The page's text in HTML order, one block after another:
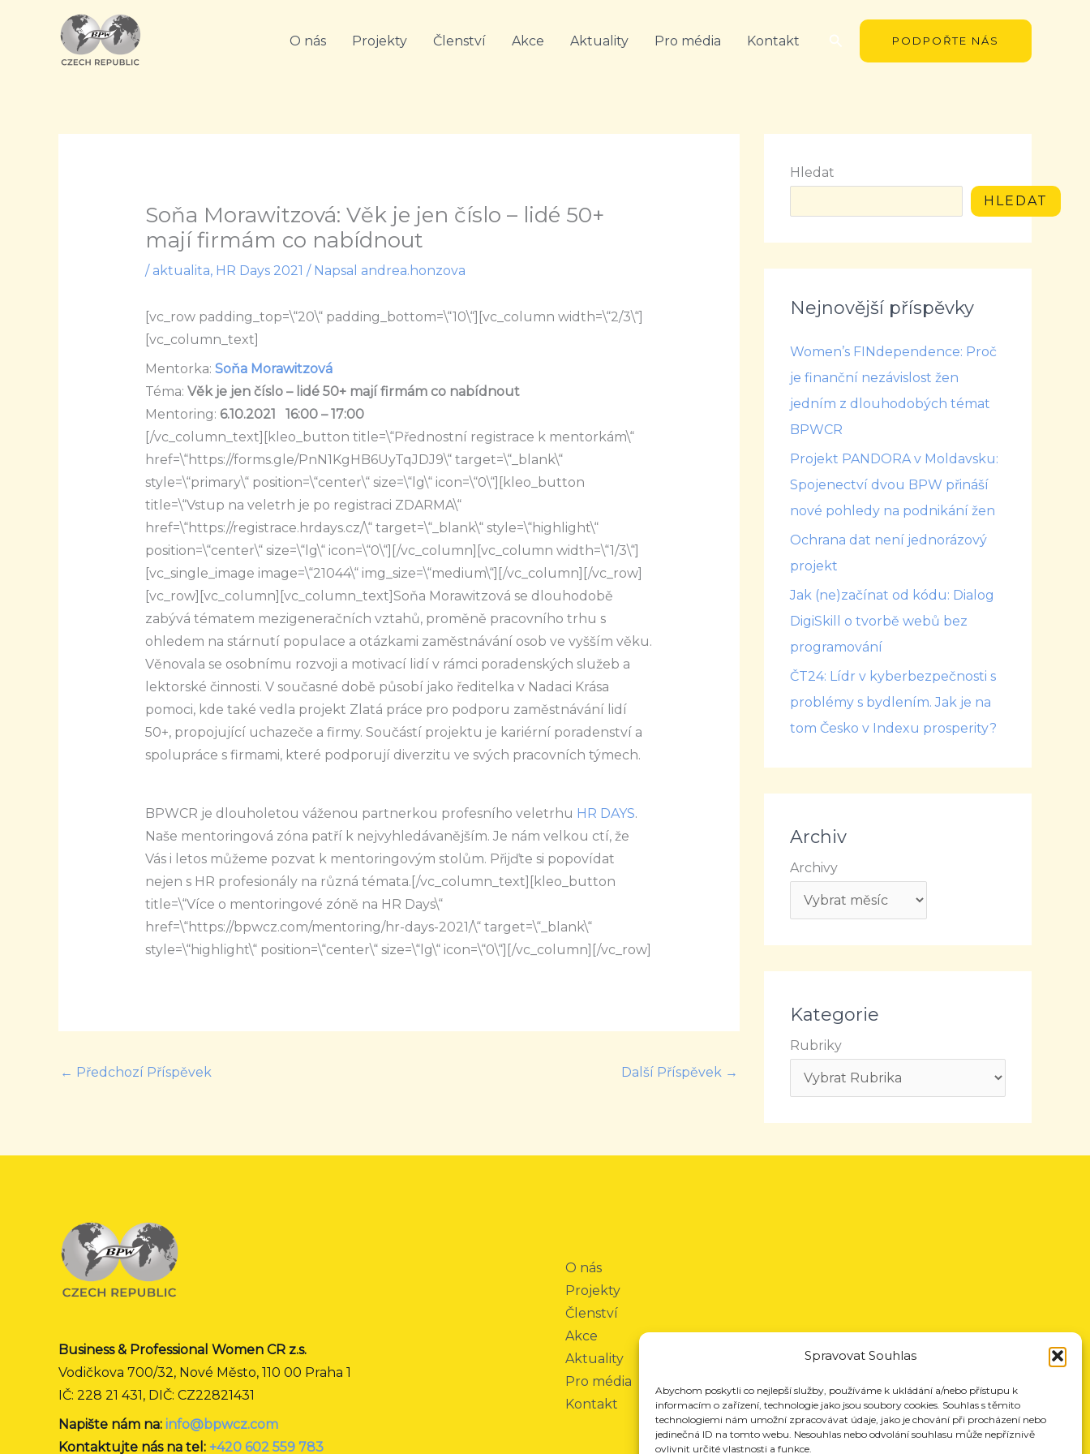
Spravovat Souhlas
Abychom poskytli co nejlepší služby, používáme k ukládání a/nebo přístupu k
informacím o zařízení, technologie jako jsou soubory cookies. Souhlas s těmito
technologiemi nám umožní zpracovávat údaje, jako je chování při procházení nebo
jedinečná ID na tomto webu. Nesouhlas nebo odvolání souhlasu může nepříznivě
ovlivnit určité vlastnosti a funkce.
O nás Projekty Členství Akce Aktuality Pro média Kontakt Hledat PODPOŘTE NÁS
Soňa Morawitzová: Věk je jen číslo – lidé 50+
mají firmám co nabídnout
/ aktualita, HR Days 2021 / Napsal andrea.honzova
[vc_row padding_top=\“20\“ padding_bottom=\“10\“][vc_column width=\“2/3\“]
[vc_column_text]
Mentorka: Soňa Morawitzová
Téma: Věk je jen číslo – lidé 50+ mají firmám co nabídnout
Mentoring: 6.10.2021 16:00 – 17:00
[/vc_column_text][kleo_button title=\“Přednostní registrace k mentorkám\“
href=\“https://forms.gle/PnN1KgHB6UyTqJDJ9\“ target=\“_blank\“
style=\“primary\“ position=\“center\“ size=\“lg\“ icon=\“0\“][kleo_button
title=\“Vstup na veletrh je po registraci ZDARMA\“
href=\“https://registrace.hrdays.cz/\“ target=\“_blank\“ style=\“highlight\“
position=\“center\“ size=\“lg\“ icon=\“0\“][/vc_column][vc_column width=\“1/3\“]
[vc_single_image image=\“21044\“ img_size=\“medium\“][/vc_column][/vc_row]
[vc_row][vc_column][vc_column_text]Soňa Morawitzová se dlouhodobě
zabývá tématem mezigeneračních vztahů, proměně pracovního trhu s
ohledem na stárnutí populace a otázkami zaměstnávání osob ve vyšším věku.
Věnovala se osobnímu rozvoji a motivací lidí v rámci poradenských služeb a
lektorské činnosti. V současné době působí jako ředitelka v Nadaci Krása
pomoci, kde také vedla projekt Zlatá práce pro podporu zaměstnávání lidí
50+, propojující uchazeče a firmy. Součástí projektu je kariérní poradenství a
spolupráce s firmami, které podporují diverzitu ve svých pracovních týmech.
BPWCR je dlouholetou váženou partnerkou profesního veletrhu HR DAYS.
Naše mentoringová zóna patří k nejvyhledávanějším. Je nám velkou ctí, že
Vás i letos můžeme pozvat k mentoringovým stolům. Přijďte si popovídat
nejen s HR profesionály na různá témata.[/vc_column_text][kleo_button
title=\“Více o mentoringové zóně na HR Days\“
href=\“https://bpwcz.com/mentoring/hr-days-2021/\“ target=\“_blank\“
style=\“highlight\“ position=\“center\“ size=\“lg\“ icon=\“0\“][/vc_column][/vc_row]
← Předchozí Příspěvek Další Příspěvek →
Hledat
HLEDAT
Nejnovější příspěvky
Women’s FINdependence: Proč
je finanční nezávislost žen
jedním z dlouhodobých témat
BPWCR
Projekt PANDORA v Moldavsku:
Spojenectví dvou BPW přináší
nové pohledy na podnikání žen
Ochrana dat není jednorázový
projekt
Jak (ne)začínat od kódu: Dialog
DigiSkill o tvorbě webů bez
programování
ČT24: Lídr v kyberbezpečnosti s
problémy s bydlením. Jak je na
tom Česko v Indexu prosperity?
Archiv
Archivy
Kategorie
Rubriky
Business & Professional Women CR z.s.
Vodičkova 700/32, Nové Město, 110 00 Praha 1
IČ: 228 21 431, DIČ: CZ22821431
Napište nám na: info@bpwcz.com
Kontaktujte nás na tel: +420 602 559 783
O nás
Projekty
Členství
Akce
Aktuality
Pro média
Kontakt